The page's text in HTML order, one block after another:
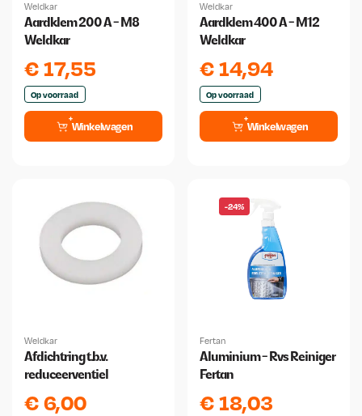
Weldkar
Aardklem 200 A - M8
Weldkar
€17,55
Op voorraad
Winkelwagen
Weldkar
Aardklem 400 A - M12
Weldkar
€14,94
Op voorraad
Winkelwagen
Weldkar
Afdichtring t.b.v.
reduceerventiel
€6,00
-24%
Fertan
Aluminium - Rvs Reiniger
Fertan
€18,03